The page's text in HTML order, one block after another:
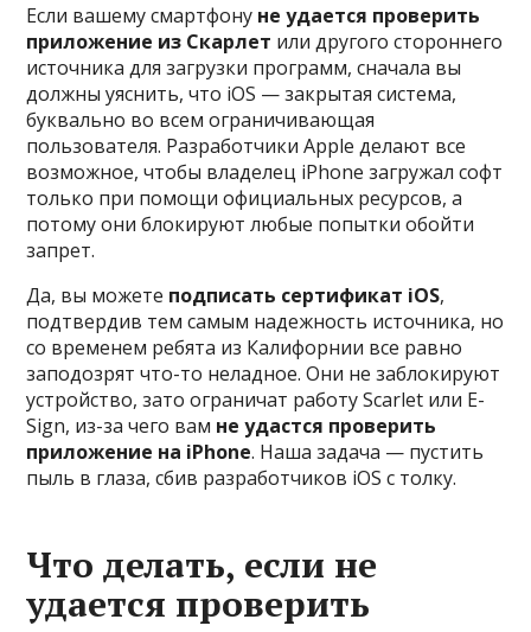
Если вашему смартфону не удается проверить
приложение из Скарлет или другого стороннего
источника для загрузки программ, сначала вы
должны уяснить, что iOS — закрытая система,
буквально во всем ограничивающая
пользователя. Разработчики Apple делают все
возможное, чтобы владелец iPhone загружал софт
только при помощи официальных ресурсов, а
потому они блокируют любые попытки обойти
запрет.
Да, вы можете подписать сертификат iOS,
подтвердив тем самым надежность источника, но
со временем ребята из Калифорнии все равно
заподозрят что-то неладное. Они не заблокируют
устройство, зато ограничат работу Scarlet или E-
Sign, из-за чего вам не удастся проверить
приложение на iPhone. Наша задача — пустить
пыль в глаза, сбив разработчиков iOS с толку.
Что делать, если не
удается проверить